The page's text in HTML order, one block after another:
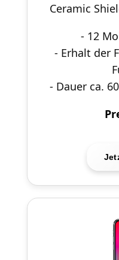
Ceramic
- 12
- Erhalt der
- Dauer ca.